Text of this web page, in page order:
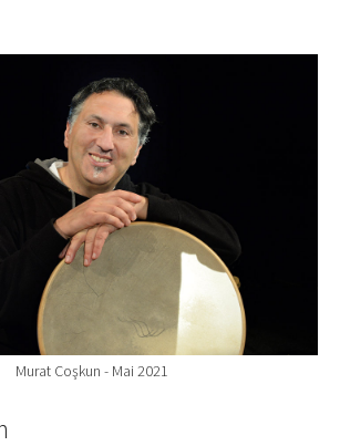
Murat Coşkun - Mai 2021